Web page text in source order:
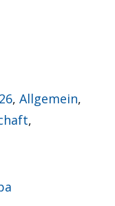
,Allgemein,
,